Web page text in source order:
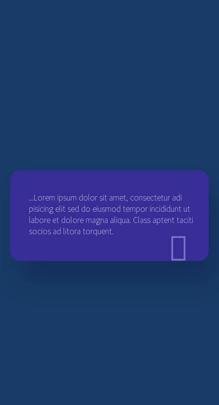
...Lorem ipsum dolor sit amet, consectetur adi
pisicing elit sed do eiusmod tempor incididunt ut
labore et dolore magna aliqua. Class aptent taciti
socios ad litora torquent.